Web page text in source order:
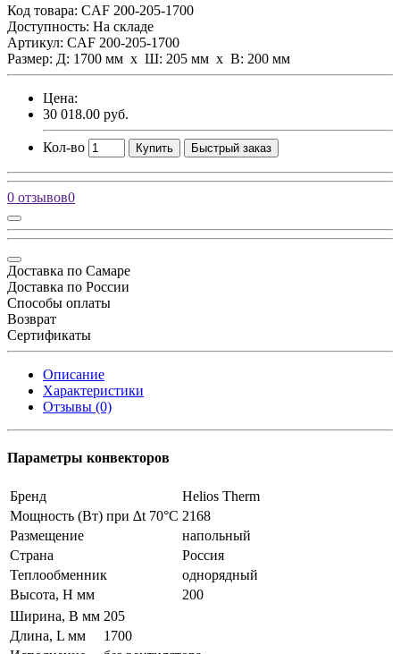
Код товара: CAF 200-205-1700
Доступность: На складе
Артикул: CAF 200-205-1700
Размер: Д: 1700 мм х Ш: 205 мм x В: 200 мм
Цена:
30 018.00 руб.
Кол-во Купить Быстрый заказ
0 отзывов0
Доставка по Самаре
Доставка по России
Способы оплаты
Возврат
Сертификаты
Описание
Характеристики
Отзывы (0)
Параметры конвекторов
Бренд
Helios Therm
Мощность (Вт) при ∆t 70°C 2168
Размещение
напольный
Страна
Россия
Теплообменник
однорядный
Высота, H мм
200
Ширина, B мм 205
Длина, L мм
1700